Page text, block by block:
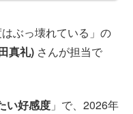
ぶっ壊れている」の
真礼) さんが担当で
い好感度 」で、2026年